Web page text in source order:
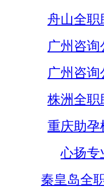
舟山全职
广州咨
广州咨询
株洲全职
重庆助孕
心扬专
秦皇岛全